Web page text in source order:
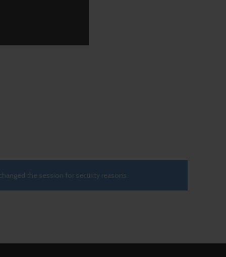
the session for security reasons.